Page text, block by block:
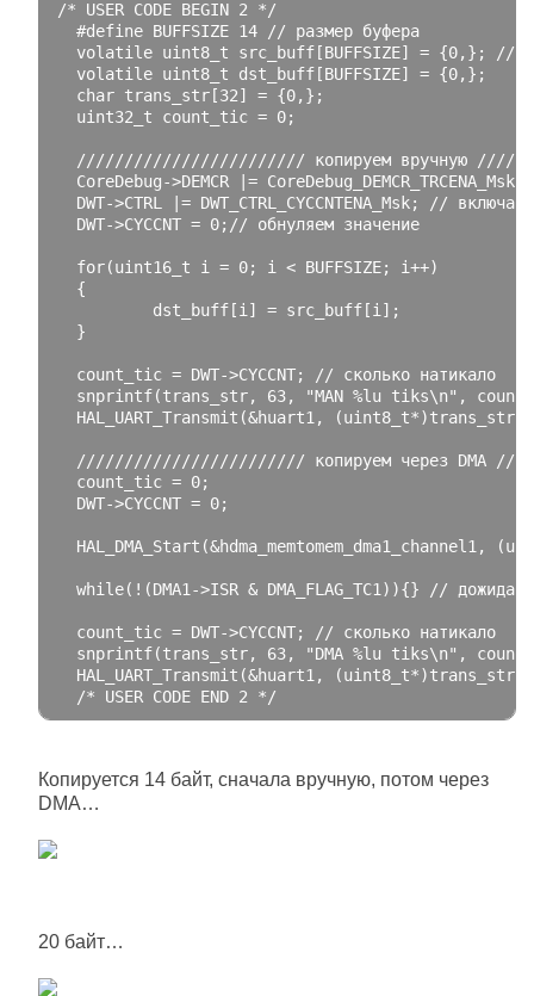
/* USER CODE BEGIN 2 */
#define BUFFSIZE 14 // размер буфера
volatile uint8_t src_buff [BUFFSIZE] = {0,};
//
volatile uint8_t dst_buff [BUFFSIZE] = {0,};
char trans_str [32] = {0,};
uint32_t count_tic = 0;
//////////////////////// копируем вручную
CoreDebug->DEMCR |= CoreDebug_DEMCR_TRCENA_Msk
DWT->CTRL |= DWT_CTRL_CYCCNTENA_Msk;
//
DWT->CYCCNT = 0; // обнуляем значение
for(uint16_t i = 0; i < BUFFSIZE; i++)
{
dst_buff [i ] = src_buff [i ];
}
count_tic = DWT->CYCCNT;
// сколько натикало
snprintf(trans_str, 63, "MAN %lu tiks\n" ,
HAL_UART_Transmit (&huart1 , (uint8_t*)trans_str
//////////////////////// копируем через
count_tic = 0;
DWT->CYCCNT = 0;
HAL_DMA_Start (&hdma_memtomem_dma1_channel1 , (
while(!(DMA1 ->ISR & DMA_FLAG_TC1 )){} //
count_tic = DWT->CYCCNT;
// сколько натикало
snprintf(trans_str, 63, "DMA %lu tiks\n" ,
HAL_UART_Transmit (&huart1 , (uint8_t*)trans_str
/* USER CODE END 2 */
Копируется 14 байт, сначала вручную, потом через
DMA…
20 байт…